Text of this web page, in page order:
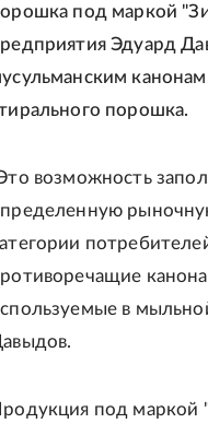
под маркой
Эдуард
порошка.
возможность
в
под маркой